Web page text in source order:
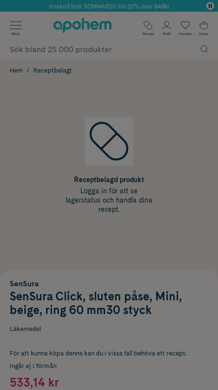
Årets Butik 2025 inom Skönhet
Använd kod: SOMMAR20 för 20% över 649kr
✓ Fri frakt
✓ Poäng på alla köp*
Meny Recept Profil Favoriter Kassa
Hem Receptbelagt
Receptbelagd produkt
Logga in för att se
lagerstatus och handla dina
recept.
SenSura
SenSura Click, sluten påse, Mini,
beige, ring 60 mm30 styck
Läkemedel
För att kunna köpa denna kan du i vissa fall behöva ett recept.
Ingår ej i förmån
533,14 kr